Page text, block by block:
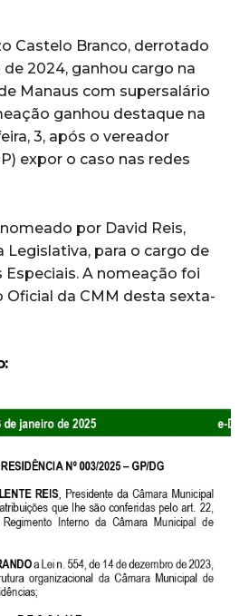
Castelo Branco, derrotado
2024, ganhou cargo na
Manaus com supersalário
ganhou destaque na
3, após o vereador
expor o caso nas redes
por David Reis,
Legislativa, para o cargo de
A nomeação foi
Oficial da CMM desta sexta-